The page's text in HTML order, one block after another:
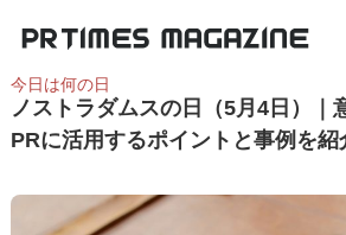
今日は何の日
ノストラダムスの日（5月4日）｜
PRに活用するポイントと事例を紹